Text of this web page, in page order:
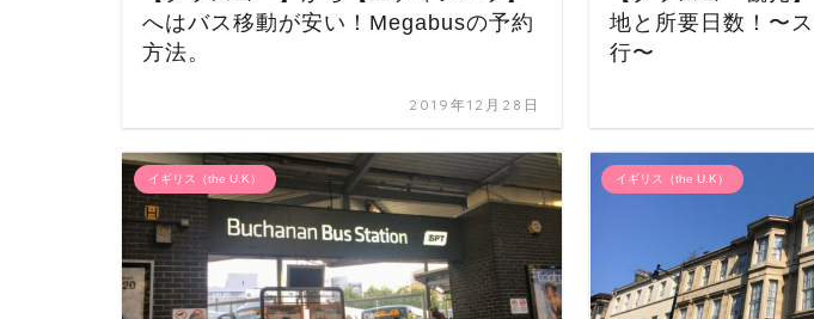
へはバス移動が安い！Megabusの予約
方法。
2019年12月28日
地と所要日数！〜
行〜
イギリス（the U.K） イギリス（the U.K）